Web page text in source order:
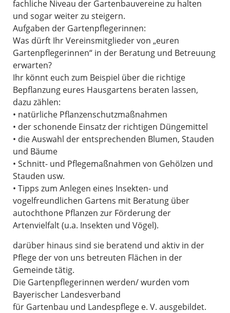
fachliche Niveau der Gartenbauvereine zu halten
und sogar weiter zu steigern.
Aufgaben der Gartenpflegerinnen:
Was dürft Ihr Vereinsmitglieder von „euren
Gartenpflegerinnen“ in der Beratung und Betreuung
erwarten?
Ihr könnt euch zum Beispiel über die richtige
Bepflanzung eures Hausgartens beraten lassen,
dazu zählen:
• natürliche Pflanzenschutzmaßnahmen
• der schonende Einsatz der richtigen Düngemittel
• die Auswahl der entsprechenden Blumen, Stauden
und Bäume
• Schnitt- und Pflegemaßnahmen von Gehölzen und
Stauden usw.
• Tipps zum Anlegen eines Insekten- und
vogelfreundlichen Gartens mit Beratung über
autochthone Pflanzen zur Förderung der
Artenvielfalt (u.a. Insekten und Vögel).
darüber hinaus sind sie beratend und aktiv in der
Pflege der von uns betreuten Flächen in der
Gemeinde tätig.
Die Gartenpflegerinnen werden/ wurden vom
Bayerischer Landesverband
für Gartenbau und Landespflege e. V. ausgebildet.